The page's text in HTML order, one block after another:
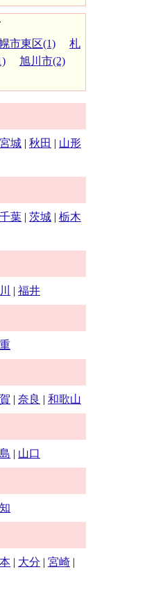
市東区(1)
札
旭川市(2)
宮城 | 秋田 | 山形
千葉 | 茨城 | 栃木
| 福井
| 奈良 | 和歌山
| 山口
| 大分 | 宮崎 |